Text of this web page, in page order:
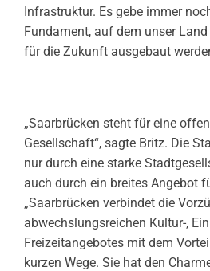
Infrastruktur. Es gebe immer
Fundament, auf dem unser
für die Zukunft ausgebaut
„Saarbrücken steht für eine
Gesellschaft“, sagte Britz. Die
nur durch eine starke
auch durch ein breites Angebot
„Saarbrücken verbindet die
abwechslungsreichen Kultur-,
Freizeitangebotes mit dem
kurzen Wege. Sie hat den